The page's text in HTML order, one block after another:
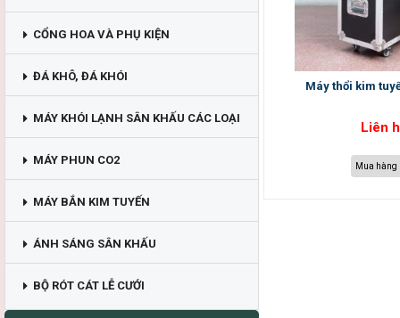
CỔNG HOA VÀ PHỤ KIỆN
ĐÁ KHÔ, ĐÁ KHÓI
MÁY KHÓI LẠNH SÂN KHẤU CÁC LOẠI
MÁY PHUN CO2
MÁY BẮN KIM TUYẾN
ÁNH SÁNG SÂN KHẤU
BỘ RÓT CÁT LỄ CƯỚI
Máy thổi kim
Liên
Mua hàng